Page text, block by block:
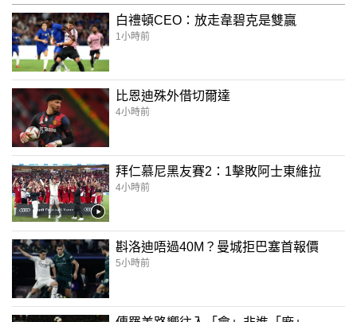
白禮頓CEO：放走韋碧克是雙贏
1小時前
比恩迪殊外借切爾達
4小時前
拜仁慕尼黑友賽2：1擊敗阿士東維拉
4小時前
斟洛迪唔過40M？曼城拒巴塞首報價
5小時前